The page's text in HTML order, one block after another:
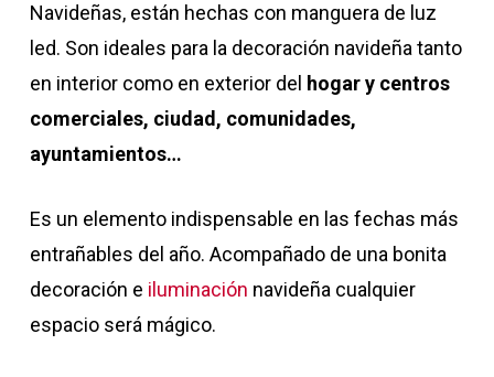
Navideñas, están hechas con manguera de luz
led. Son ideales para la decoración navideña tanto
en interior como en exterior del hogar y centros
comerciales, ciudad, comunidades,
ayuntamientos…
Es un elemento indispensable en las fechas más
entrañables del año. Acompañado de una bonita
decoración e iluminación navideña cualquier
espacio será mágico.